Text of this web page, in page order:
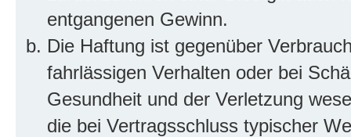
entgangenen Gewinn.
Die Haftung ist gegenüber
fahrlässigen Verhalten oder bei
Gesundheit und der Verletzung
die bei Vertragsschluss typischer